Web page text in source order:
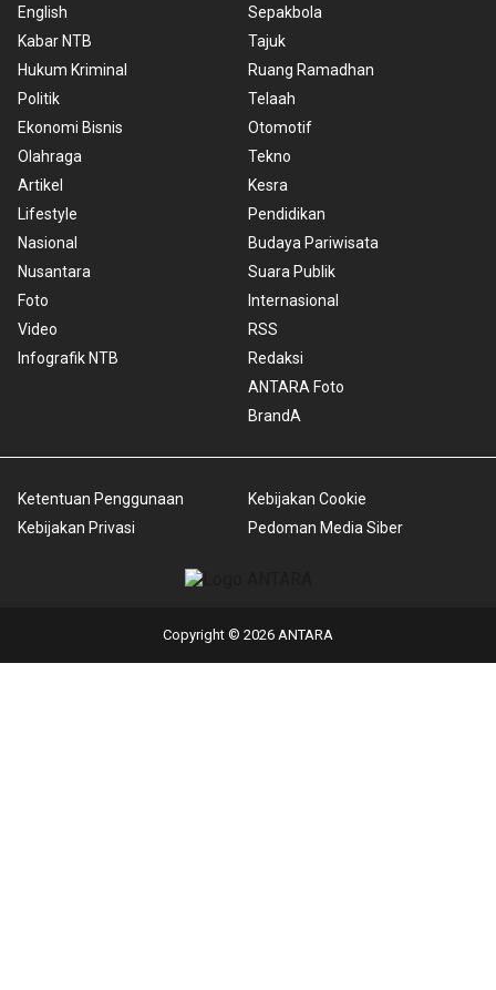
English
Kabar NTB
Hukum Kriminal
Politik
Ekonomi Bisnis
Olahraga
Artikel
Lifestyle
Nasional
Nusantara
Foto
Video
Infografik NTB
Sepakbola
Tajuk
Ruang Ramadhan
Telaah
Otomotif
Tekno
Kesra
Pendidikan
Budaya Pariwisata
Suara Publik
Internasional
RSS
Redaksi
ANTARA Foto
BrandA
Ketentuan Penggunaan
Kebijakan Privasi
Kebijakan Cookie
Pedoman Media Siber
Copyright © 2026 ANTARA